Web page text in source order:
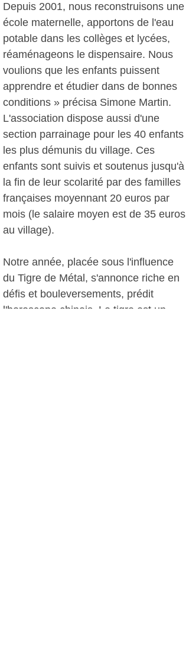
Depuis 2001, nous reconstruisons une
école maternelle, apportons de l'eau
potable dans les collèges et lycées,
réaménageons le dispensaire. Nous
voulions que les enfants puissent
apprendre et étudier dans de bonnes
conditions » précisa Simone Martin.
L'association dispose aussi d'une
section parrainage pour les 40 enfants
les plus démunis du village. Ces
enfants sont suivis et soutenus jusqu'à
la fin de leur scolarité par des familles
françaises moyennant 20 euros par
mois (le salaire moyen est de 35 euros
au village).
Notre année, placée sous l'influence
du Tigre de Métal, s'annonce riche en
défis et bouleversements, prédit
l'horoscope chinois. Le tigre est un